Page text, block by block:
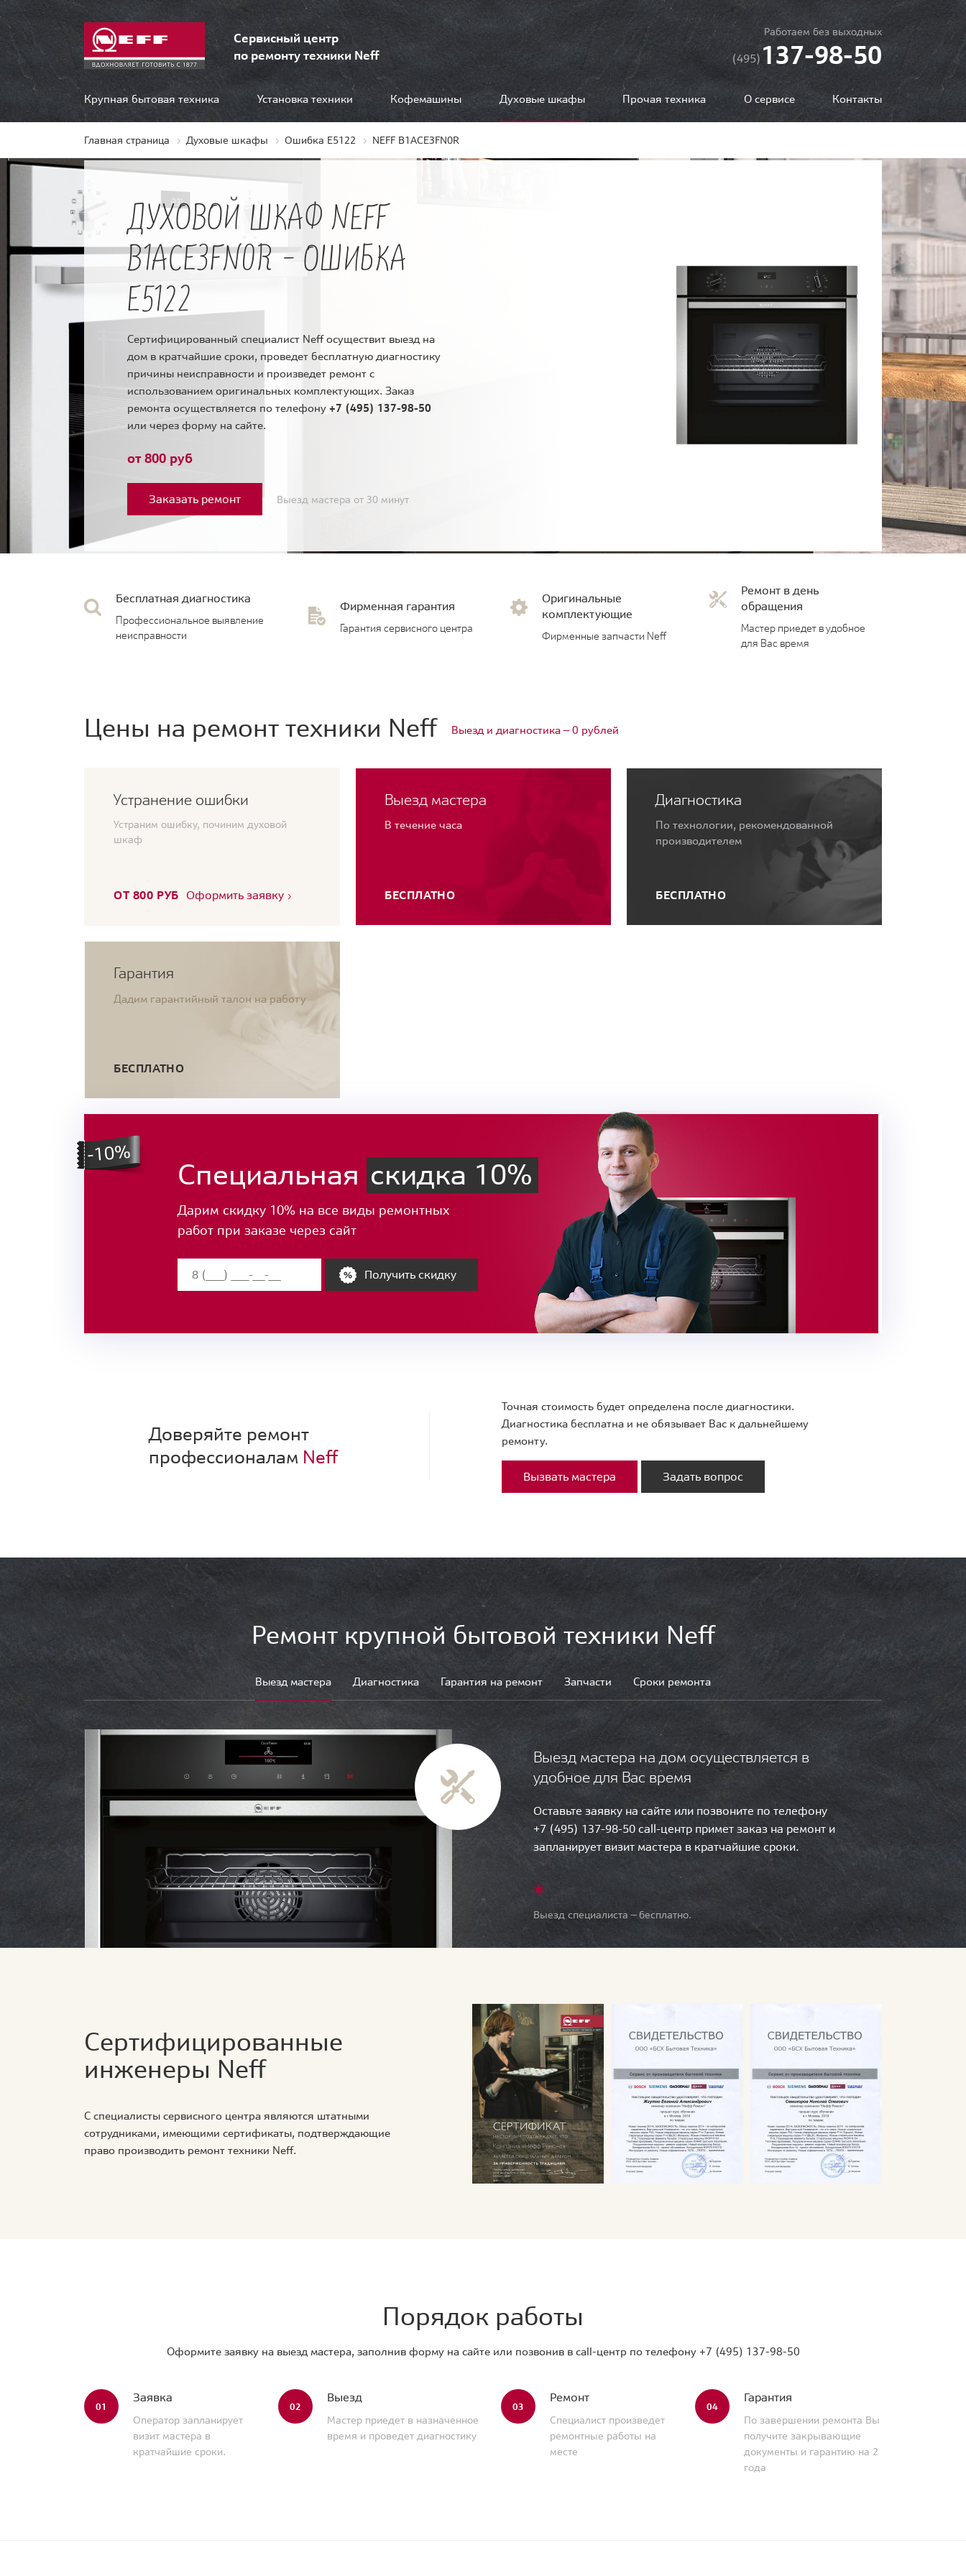
Сервисный центр
по ремонту техники Neff
Работаем без выходных
(495)137-98-50
Крупная бытовая техника Установка техники Кофемашины Духовые шкафы Прочая техника О сервисе Контакты
Главная страница Духовые шкафы Ошибка E5122 NEFF B1ACE3FN0R
ДУХОВОЙ ШКАФ NEFF
B1ACE3FN0R - ОШИБКА
E5122
Сертифицированный специалист Neff осуществит выезд на
дом в кратчайшие сроки, проведет бесплатную диагностику
причины неисправности и произведет ремонт с
использованием оригинальных комплектующих. Заказ
ремонта осуществляется по телефону +7 (495) 137-98-50
или через форму на сайте.
от 800 руб
Заказать ремонт Выезд мастера от 30 минут
Бесплатная диагностика
Профессиональное выявление
неисправности
Фирменная гарантия
Гарантия сервисного центра
Оригинальные
комплектующие
Фирменные запчасти Neff
Ремонт в день
обращения
Мастер приедет в удобное
для Вас время
Цены на ремонт техники Neff Выезд и диагностика — 0 рублей
Устранение ошибки
Устраним ошибку, починим духовой
шкаф
ОТ 800 РУБ Оформить заявку
Выезд мастера
В течение часа
БЕСПЛАТНО
Диагностика
По технологии, рекомендованной
производителем
БЕСПЛАТНО
Гарантия
Дадим гарантийный талон на работу
БЕСПЛАТНО
Специальная скидка 10%
Дарим скидку 10% на все виды ремонтных
работ при заказе через сайт
Получить скидку
Доверяйте ремонт
профессионалам Neff
Точная стоимость будет определена после диагностики.
Диагностика бесплатна и не обязывает Вас к дальнейшему
ремонту.
Вызвать мастера Задать вопрос
Ремонт крупной бытовой техники Neff
Выезд мастера Диагностика Гарантия на ремонт Запчасти Сроки ремонта
Выезд мастера на дом осуществляется в
удобное для Вас время
Оставьте заявку на сайте или позвоните по телефону
+7 (495) 137-98-50 call-центр примет заказ на ремонт и
запланирует визит мастера в кратчайшие сроки.
Выезд специалиста — бесплатно.
Сертифицированные
инженеры Neff
С специалисты сервисного центра являются штатными
сотрудниками, имеющими сертификаты, подтверждающие
право производить ремонт техники Neff.
Порядок работы
Оформите заявку на выезд мастера, заполнив форму на сайте или позвонив в call-центр по телефону +7 (495) 137-98-50
01
Заявка
Оператор запланирует
визит мастера в
кратчайшие сроки.
02
Выезд
Мастер приедет в назначенное
время и проведет диагностику
03
Ремонт
Специалист произведет
ремонтные работы на
месте
04
Гарантия
По завершении ремонта Вы
получите закрывающие
документы и гарантию на 2
года